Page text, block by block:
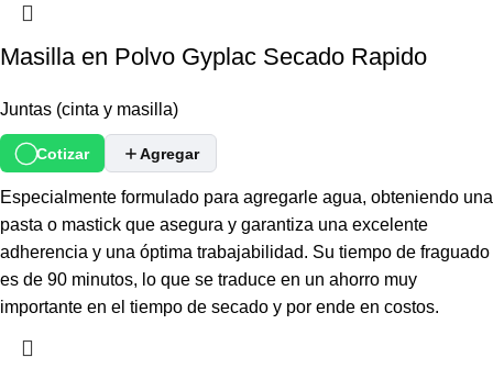
Masilla en Polvo Gyplac Secado Rapido
Juntas (cinta y masilla)
Cotizar Agregar
Especialmente formulado para agregarle agua, obteniendo una
pasta o mastick que asegura y garantiza una excelente
adherencia y una óptima trabajabilidad. Su tiempo de fraguado
es de 90 minutos, lo que se traduce en un ahorro muy
importante en el tiempo de secado y por ende en costos.